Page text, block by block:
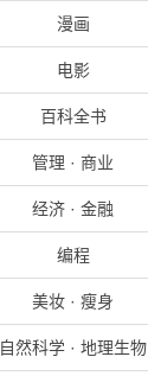
漫画
电影
百科全书
管理 · 商业
经济 · 金融
编程
美妆 · 瘦身
自然科学 · 地理生物